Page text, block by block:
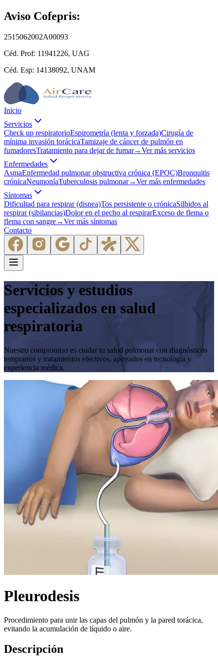
Aviso Cofepris:
2515062002A00093
Céd. Prof: 11941226, UAG
Céd. Esp: 14138092, UNAM
Inicio
Servicios
Check up respiratorioEspirometría (lenta y forzada)Cirugía de
mínima invasión torácicaTamizaje de cáncer de pulmón en
fumadoresTratamiento para dejar de fumar→Ver más servicios
Enfermedades
AsmaEnfermedad pulmonar obstructiva crónica (EPOC)Bronquitis
crónicaNeumoníaTuberculosis pulmonar→Ver más enfermedades
Síntomas
Dificultad para respirar (disnea)Tos persistente o crónicaSilbidos al
respirar (sibilancias)Dolor en el pecho al respirarExceso de flema o
flema con sangre→Ver más síntomas
Contacto
Servicios y estudios
especializados en salud
respiratoria
Nuestro compromiso es cuidar tu salud pulmonar con diagnósticos
tempranos y tratamientos efectivos, apoyados en tecnología y
experiencia médica.
Pleurodesis
Procedimiento para unir las capas del pulmón y la pared torácica,
evitando la acumulación de líquido o aire.
Descripción